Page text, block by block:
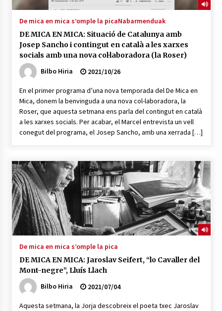
De mica en mica s’omple la picaNabarmenduak
DE MICA EN MICA: Situació de Catalunya amb
Josep Sancho i contingut en català a les xarxes
socials amb una nova col·laboradora (la Roser)
Bilbo Hiria
2021/10/26
En el primer programa d’una nova temporada del De Mica en
Mica, donem la benvinguda a una nova col-laboradora, la
Roser, que aquesta setmana ens parla del contingut en català
a les xarxes socials. Per acabar, el Marcel entrevista un vell
conegut del programa, el Josep Sancho, amb una xerrada […]
De mica en mica s’omple la pica
DE MICA EN MICA: Jaroslav Seifert, “lo Cavaller del
Mont-negre”, Lluís Llach
Bilbo Hiria
2021/07/04
Aquesta setmana, la Jorja descobreix el poeta txec Jaroslav